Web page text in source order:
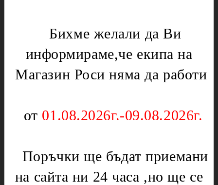
Нагреватели
Подложки,водачи,кръстачки,обръчи
Отоплителни печки
Нагреватели
Котлони
Мембрани
Електрически уреди
Котлони
Тостери
Уреди за дома
Чушкопеци
Бихме желали да Ви
информираме,че екипа на
Магазин Роси няма да работи
от 01.08.2026г.-09.08.2026г.
Поръчки ще бъдат приемани
на сайта ни 24 часа ,но ще се